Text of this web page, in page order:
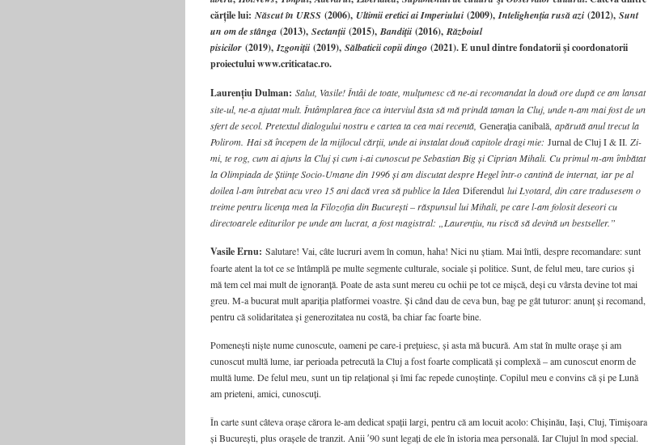
cărțile lui:Născut în URSS (2006), Ultimii eretici ai Imperiului (2009),Intelighenţia rusă azi (2012), Sunt
un om de stânga (2013), Sectanţii (2015), Bandiţii (2016),Războiul
pisicilor (2019),Izgoniţii (2019), Sălbaticii copii dingo (2021). E unul dintre fondatorii şi coordonatorii
proiectului www.criticatac.ro.
Laurențiu Dulman: Salut, Vasile! Întâi de toate, mulțumesc că ne-ai recomandat la două ore după ce am lansat
site-ul, ne-a ajutat mult. Întâmplarea face ca interviul ăsta să mă prindă taman la Cluj, unde n-am mai fost de un
sfert de secol. Pretextul dialogului nostru e cartea ta cea mai recentă, Generația canibală, apărută anul trecut la
Polirom. Hai să începem de la mijlocul cărții, unde ai instalat două capitole dragi mie: Jurnal de Cluj I & II. Zi-
mi, te rog, cum ai ajuns la Cluj și cum i-ai cunoscut pe Sebastian Big și Ciprian Mihali. Cu primul m-am îmbătat
la Olimpiada de Științe Socio-Umane din 1996 și am discutat despre Hegel într-o cantină de internat, iar pe al
doilea l-am întrebat acu vreo 15 ani dacă vrea să publice la Idea Diferendul lui Lyotard, din care tradusesem o
treime pentru licența mea la Filozofia din București – răspunsul lui Mihali, pe care l-am folosit deseori cu
directoarele editurilor pe unde am lucrat, a fost magistral: „Laurențiu, nu riscă să devină un bestseller.”
Vasile Ernu: Salutare! Vai, câte lucruri avem în comun, haha! Nici nu știam. Mai întîi, despre recomandare: sunt
foarte atent la tot ce se întâmplă pe multe segmente culturale, sociale și politice. Sunt, de felul meu, tare curios și
mă tem cel mai mult de ignoranță. Poate de asta sunt mereu cu ochii pe tot ce mișcă, deși cu vârsta devine tot mai
greu. M-a bucurat mult apariția platformei voastre. Și când dau de ceva bun, bag pe gât tuturor: anunț și recomand,
pentru că solidaritatea și generozitatea nu costă, ba chiar fac foarte bine.
Pomenești niște nume cunoscute, oameni pe care-i prețuiesc, și asta mă bucură. Am stat în multe orașe și am
cunoscut multă lume, iar perioada petrecută la Cluj a fost foarte complicată și complexă – am cunoscut enorm de
multă lume. De felul meu, sunt un tip relațional și îmi fac repede cunoștințe. Copilul meu e convins că și pe Lună
am prieteni, amici, cunoscuți.
În carte sunt câteva orașe cărora le-am dedicat spații largi, pentru că am locuit acolo: Chișinău, Iași, Cluj, Timișoara
și București, plus orașele de tranzit. Anii ʹ90 sunt legați de ele în istoria mea personală. Iar Clujul în mod special.